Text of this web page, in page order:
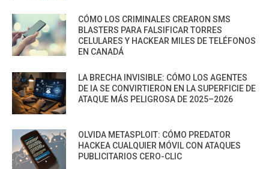
CÓMO LOS CRIMINALES CREARON SMS
BLASTERS PARA FALSIFICAR TORRES
CELULARES Y HACKEAR MILES DE TELÉFONOS
EN CANADÁ
LA BRECHA INVISIBLE: CÓMO LOS AGENTES
DE IA SE CONVIRTIERON EN LA SUPERFICIE DE
ATAQUE MÁS PELIGROSA DE 2025–2026
OLVIDA METASPLOIT: CÓMO PREDATOR
HACKEA CUALQUIER MÓVIL CON ATAQUES
PUBLICITARIOS CERO-CLIC